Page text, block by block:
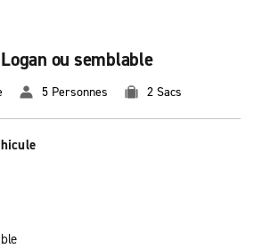
ou semblable
5 Personnes 2 Sacs